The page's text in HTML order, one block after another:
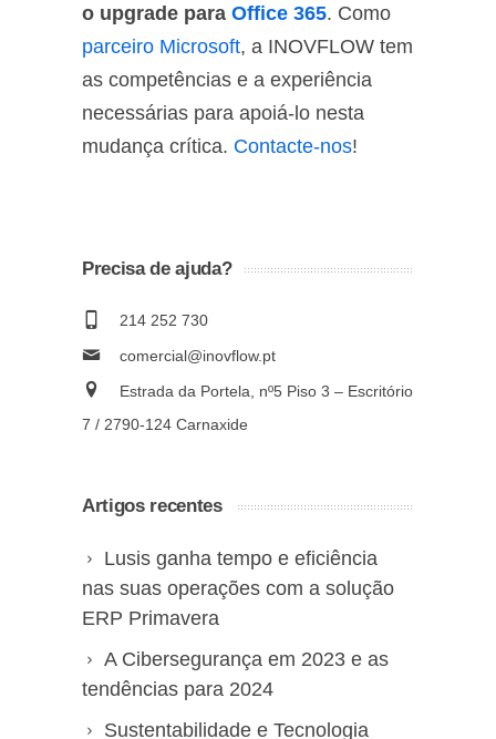
o upgrade para Office 365. Como
parceiro Microsoft, a INOVFLOW tem
as competências e a experiência
necessárias para apoiá-lo nesta
mudança crítica. Contacte-nos!
Precisa de ajuda?
214 252 730
comercial@inovflow.pt
Estrada da Portela, nº5 Piso 3 – Escritório
7 / 2790-124 Carnaxide
Artigos recentes
Lusis ganha tempo e eficiência
nas suas operações com a solução
ERP Primavera
A Cibersegurança em 2023 e as
tendências para 2024
Sustentabilidade e Tecnologia